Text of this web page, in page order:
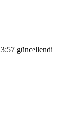
güncellendi